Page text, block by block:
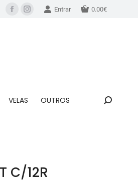
Entrar 0.00€
VELAS OUTROS
C/12R